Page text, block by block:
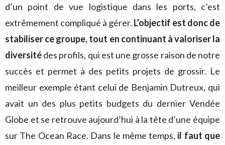
d’un point de vue logistique dans les ports, c’est
extrêmement compliqué à gérer. L’objectif est donc de
stabiliser ce groupe, tout en continuant à valoriser la
diversitédes profils, qui est une grosse raison de notre
succès et permet à des petits projets de grossir. Le
meilleur exemple étant celui de Benjamin Dutreux, qui
avait un des plus petits budgets du dernier Vendée
Globe et se retrouve aujourd’hui à la tête d’une équipe
sur The Ocean Race. Dans le même temps, il faut que